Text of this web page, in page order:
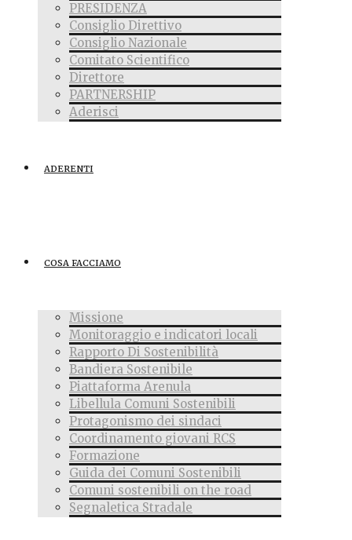
PRESIDENZA
Consiglio Direttivo
Consiglio Nazionale
Comitato Scientifico
Direttore
PARTNERSHIP
Aderisci
ADERENTI
COSA FACCIAMO
Missione
Monitoraggio e indicatori locali
Rapporto Di Sostenibilità
Bandiera Sostenibile
Piattaforma Arenula
Libellula Comuni Sostenibili
Protagonismo dei sindaci
Coordinamento giovani RCS
Formazione
Guida dei Comuni Sostenibili
Comuni sostenibili on the road
Segnaletica Stradale